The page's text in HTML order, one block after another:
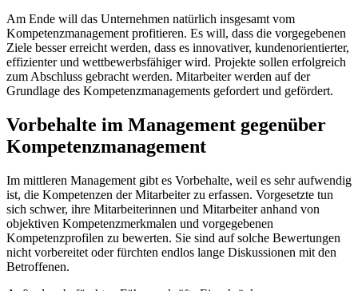
Am Ende will das Unternehmen natürlich insgesamt vom
Kompetenzmanagement profitieren. Es will, dass die vorgegebenen
Ziele besser erreicht werden, dass es innovativer, kundenorientierter,
effizienter und wettbewerbsfähiger wird. Projekte sollen erfolgreich
zum Abschluss gebracht werden. Mitarbeiter werden auf der
Grundlage des Kompetenzmanagements gefordert und gefördert.
Vorbehalte im Management gegenüber
Kompetenzmanagement
Im mittleren Management gibt es Vorbehalte, weil es sehr aufwendig
ist, die Kompetenzen der Mitarbeiter zu erfassen. Vorgesetzte tun
sich schwer, ihre Mitarbeiterinnen und Mitarbeiter anhand von
objektiven Kompetenzmerkmalen und vorgegebenen
Kompetenzprofilen zu bewerten. Sie sind auf solche Bewertungen
nicht vorbereitet oder fürchten endlos lange Diskussionen mit den
Betroffenen.